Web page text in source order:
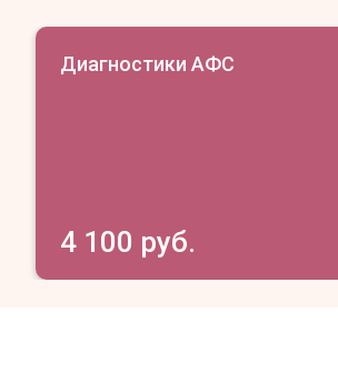
Диагностики АФС
4 100 руб.